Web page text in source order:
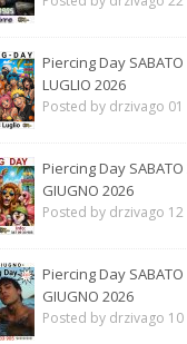
Piercing Day SABATO
LUGLIO 2026
Posted by drzivago 01
Piercing Day SABATO
GIUGNO 2026
Posted by drzivago 12
Piercing Day SABATO
GIUGNO 2026
Posted by drzivago 10